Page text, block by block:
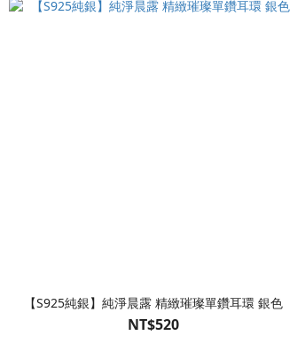
【S925純銀】純淨晨露 精緻璀璨單鑽耳環 銀色
NT$520